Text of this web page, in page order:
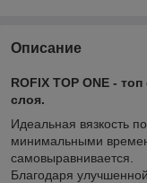
Описание
ROFIX TOP ONE -
слоя.
Идеальная вязкость
минимальными
самовыравнивается.
Благодаря